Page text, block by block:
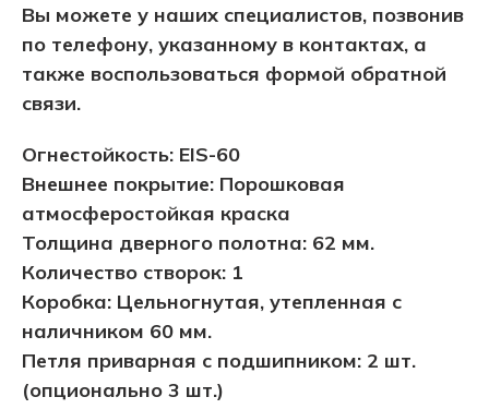
Вы можете у наших специалистов, позвонив
по телефону, указанному в контактах, а
также воспользоваться формой обратной
связи.
Огнестойкость: EIS-60
Внешнее покрытие: Порошковая
атмосферостойкая краска
Толщина дверного полотна: 62 мм.
Количество створок: 1
Коробка: Цельногнутая, утепленная с
наличником 60 мм.
Петля приварная с подшипником: 2 шт.
(опционально 3 шт.)